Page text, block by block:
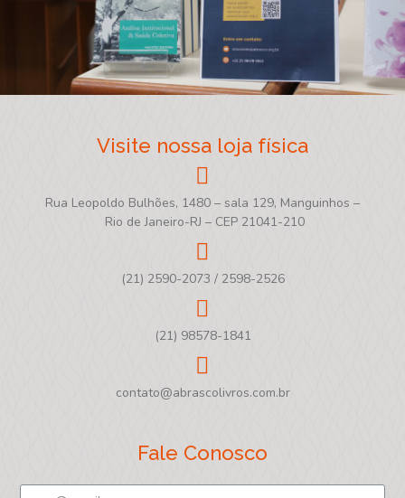
Visite nossa loja física
Rua Leopoldo Bulhões, 1480 – sala 129, Manguinhos –
Rio de Janeiro-RJ – CEP 21041-210
(21) 2590-2073 / 2598-2526
(21) 98578-1841
contato@abrascolivros.com.br
Fale Conosco